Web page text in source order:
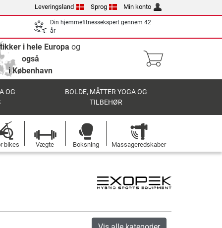
Leveringsland Sprog Min konto
Din hjemmefitnessekspert gennem 42
år
i hele Europa og
også
i København
OG
BOLDE, MÅTTER YOGA OG
TILBEHØR
bikes Vægte Boksning Massageredskaber